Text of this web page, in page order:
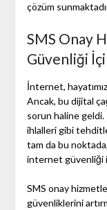
çözüm
SMS Onay
Güvenliği
İnternet,
Ancak, bu dijital
sorun haline geldi.
ihlalleri gibi
tam da bu
internet güvenliği
SMS onay
güvenliklerini